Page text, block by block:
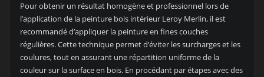
Pour obtenir un résultat homogène et professionnel lors de
l’application de la peinture bois intérieur Leroy Merlin, il est
recommandé d’appliquer la peinture en fines couches
régulières. Cette technique permet d’éviter les surcharges et les
coulures, tout en assurant une répartition uniforme de la
couleur sur la surface en bois. En procédant par étapes avec des